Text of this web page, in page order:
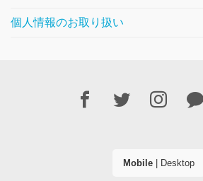
個人情報のお取り扱い
Mobile| Desktop